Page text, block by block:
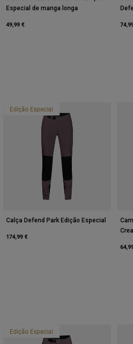
Especial de manga longa
49,99 €
Edição Especial
Calça Defend Park Edição Especial
174,99 €
Edição Especial